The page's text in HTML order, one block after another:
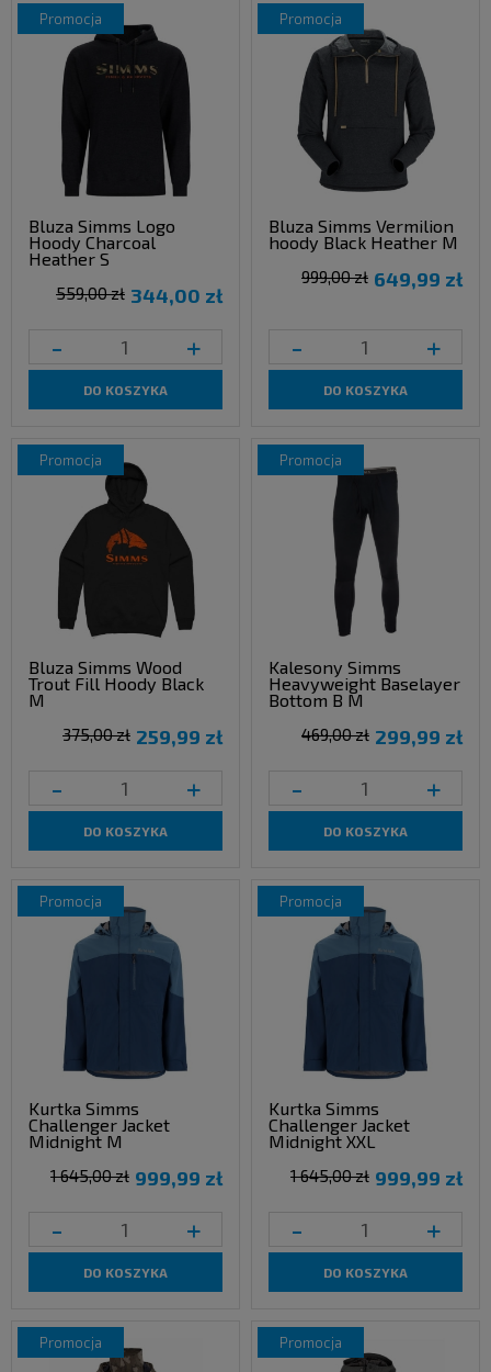
Bluza Simms Logo
Hoody Charcoal
Heather S
344,00 zł
559,00 zł
- +
DO KOSZYKA
promocja
Bluza Simms Vermilion
hoody Black Heather M
649,99 zł
999,00 zł
- +
DO KOSZYKA
promocja
Bluza Simms Wood
Trout Fill Hoody Black
M
259,99 zł
375,00 zł
- +
DO KOSZYKA
promocja
Kalesony Simms
Heavyweight Baselayer
Bottom B M
299,99 zł
469,00 zł
- +
DO KOSZYKA
promocja
Kurtka Simms
Challenger Jacket
Midnight M
999,99 zł
1 645,00 zł
- +
DO KOSZYKA
promocja
Kurtka Simms
Challenger Jacket
Midnight XXL
999,99 zł
1 645,00 zł
- +
DO KOSZYKA
promocja
promocja promocja